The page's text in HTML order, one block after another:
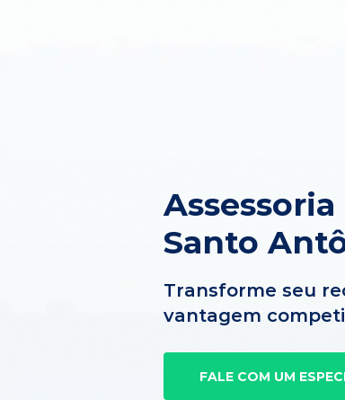
Santo
Transforme seu
vantagem
FALE COM UM